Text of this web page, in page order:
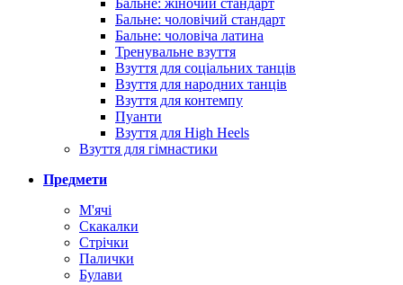
Бальне: чоловічий стандарт
Бальне: чоловіча латина
Тренувальне взуття
Взуття для соціальних танців
Взуття для народних танців
Взуття для контемпу
Пуанти
Взуття для High Heels
Взуття для гімнастики
Предмети
М'ячі
Скакалки
Стрічки
Палички
Булави